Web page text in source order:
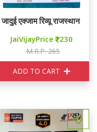
RAJASTHAN 3000+
जादुई एक्जाम रिव्यू राजस्थान
JaiVijayPrice 230
M.R.P. 265
ADD TO CART